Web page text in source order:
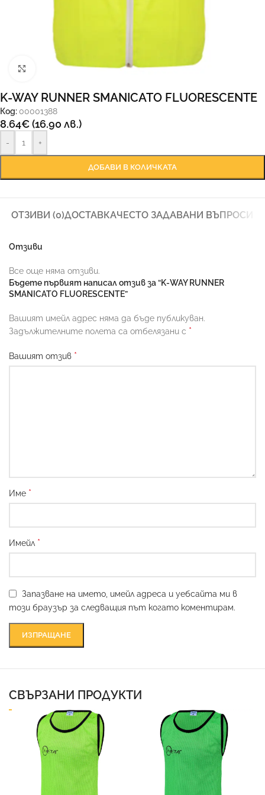
Увеличи
K-WAY RUNNER SMANICATO FLUORESCENTE
Код: 00001388
8.64€(16.90 лв.)
- +
ДОБАВИ В КОЛИЧКАТА
ОТЗИВИ (0)ДОСТАВКАЧЕСТО ЗАДАВАНИ ВЪПРОСИ
Отзиви
Все още няма отзиви.
Бъдете първият написал отзив за “K-WAY RUNNER
SMANICATO FLUORESCENTE”
Вашият имейл адрес няма да бъде публикуван.
Задължителните полета са отбелязани с *
Вашият отзив *
Име *
Имейл *
Запазване на името, имейл адреса и уебсайта ми в
този браузър за следващия път когато коментирам.
СВЪРЗАНИ ПРОДУКТИ